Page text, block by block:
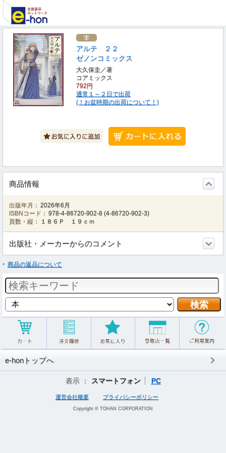
アルテ ２２
ゼノンコミックス
大久保圭／著
コアミックス
792円
通常１～２日で出荷
(！お盆時期の出荷について！)
商品情報
出版年月： 2026年6月
ISBNコード： 978-4-86720-902-8 (4-86720-902-3)
頁数・縦：
１８６Ｐ １９ｃｍ
出版社・メーカーからのコメント
商品の返品について
e-honトップへ
表示 ： スマートフォン PC
運営会社概要 プライバシーポリシー
Copyright © TOHAN CORPORATION